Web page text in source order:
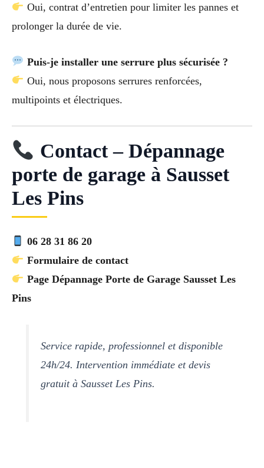
Oui, contrat d’entretien pour limiter les pannes et
prolonger la durée de vie.
Puis-je installer une serrure plus sécurisée ?
Oui, nous proposons serrures renforcées,
multipoints et électriques.
Contact – Dépannage
porte de garage à Sausset
Les Pins
06 28 31 86 20
Formulaire de contact
Page Dépannage Porte de Garage Sausset Les
Pins
Service rapide, professionnel et disponible
24h/24. Intervention immédiate et devis
gratuit à Sausset Les Pins.